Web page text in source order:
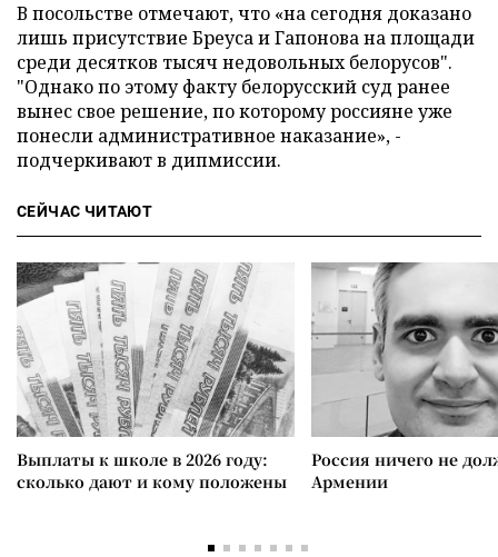
В посольстве отмечают, что «на сегодня доказано
лишь присутствие Бреуса и Гапонова на площади
среди десятков тысяч недовольных белорусов".
"Однако по этому факту белорусский суд ранее
вынес свое решение, по которому россияне уже
понесли административное наказание», -
подчеркивают в дипмиссии.
СЕЙЧАС ЧИТАЮТ
Выплаты к школе в 2026 году:
сколько дают и кому положены
Россия ничего не
Армении